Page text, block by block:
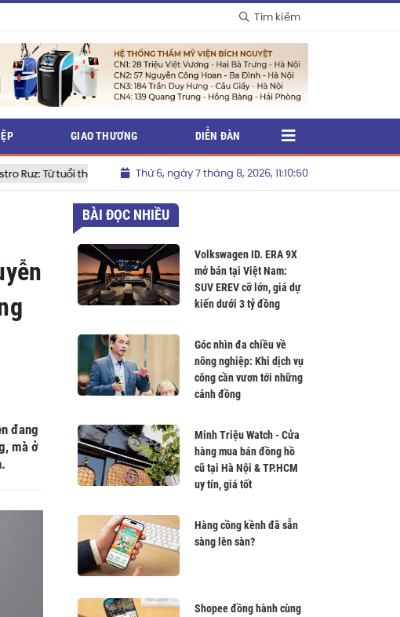
Tìm kiếm
đến huyền thoại” Shopee đồng hành cùng thương hiệu Việt nâng
Thứ 6, ngày 7 tháng 8, 2026, 11:10:51
GIAO THƯƠNG DIỄN ĐÀN
đang
mà ở
BÀI ĐỌC NHIỀU
Volkswagen ID. ERA 9X
mở bán tại Việt Nam:
SUV EREV cỡ lớn, giá dự
kiến dưới 3 tỷ đồng
Góc nhìn đa chiều về
nông nghiệp: Khi dịch vụ
công cần vươn tới những
cánh đồng
Minh Triệu Watch - Cửa
hàng mua bán đồng hồ
cũ tại Hà Nội & TP.HCM
uy tín, giá tốt
Hàng cồng kềnh đã sẵn
sàng lên sàn?
Shopee đồng hành cùng